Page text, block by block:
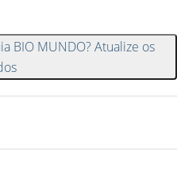
BIO MUNDO? Atualize os